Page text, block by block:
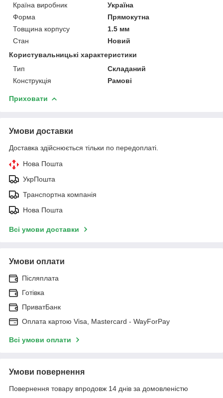
Країна виробник
Україна
Форма
Прямокутна
Товщина корпусу
1.5 мм
Стан
Новий
Користувальницькі характеристики
Тип
Складаний
Конструкція
Рамові
Приховати
Умови доставки
Доставка здійснюється тільки по передоплаті.
Нова Пошта
УкрПошта
Транспортна компанія
Нова Пошта
Всі умови доставки
Умови оплати
Післяплата
Готівка
ПриватБанк
Оплата картою Visa, Mastercard - WayForPay
Всі умови оплати
Умови повернення
Повернення товару впродовж 14 днів за домовленістю